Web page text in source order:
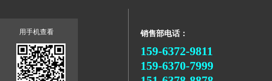
用手机查看 销售部电话：
159-6372-9811
159-6370-7999